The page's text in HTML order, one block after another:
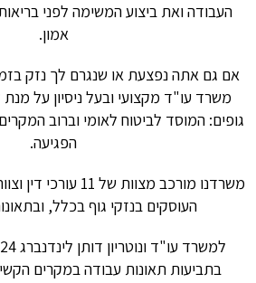
העבודה ואת ביצוע המשימה לפני
אמון.
אם גם אתה נפצעת או שנגרם לך נזק
משרד עו"ד מקצועי ובעל ניסיון על
גופים: המוסד לביטוח לאומי וברוב
הפגיעה.
משרדנו מורכב מצוות
העוסקים בנזקי גוף בכלל,
בתביעות תאונות עבודה במקרים